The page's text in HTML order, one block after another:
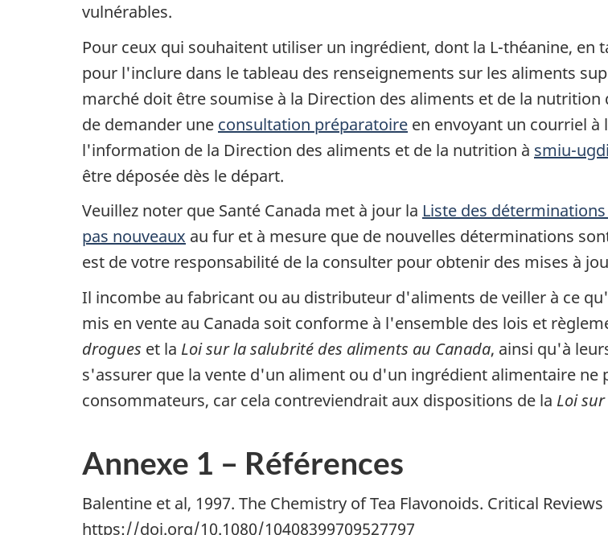
vulnérables.
Pour ceux qui souhaitent utiliser un ingrédient, dont la L-théanine,
pour l'inclure dans le tableau des renseignements sur les aliments
marché doit être soumise à la Direction des aliments et de la
de demander une consultation préparatoire en envoyant un courriel
l'information de la Direction des aliments et de la nutrition à smiu-
être déposée dès le départ.
Veuillez noter que Santé Canada met à jour la Liste des
pas nouveaux au fur et à mesure que de nouvelles déterminations
est de votre responsabilité de la consulter pour obtenir des mises à
Il incombe au fabricant ou au distributeur d'aliments de veiller à ce
mis en vente au Canada soit conforme à l'ensemble des lois et
drogues et la Loi sur la salubrité des aliments au Canada, ainsi qu'à
s'assurer que la vente d'un aliment ou d'un ingrédient alimentaire ne
consommateurs, car cela contreviendrait aux dispositions de la Loi
Annexe 1 – Références
Balentine et al, 1997. The Chemistry of Tea Flavonoids. Critical
https://doi.org/10.1080/10408399709527797